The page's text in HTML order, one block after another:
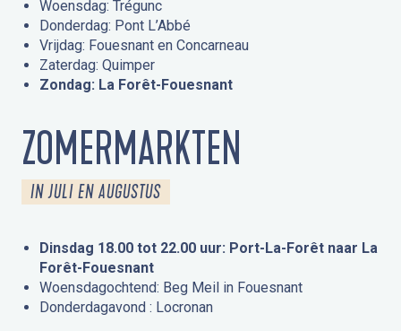
Woensdag: Trégunc
Donderdag: Pont L’Abbé
Vrijdag: Fouesnant en Concarneau
Zaterdag: Quimper
Zondag: La Forêt-Fouesnant
ZOMERMARKTEN
IN JULI EN AUGUSTUS
Dinsdag 18.00 tot 22.00 uur: Port-La-Forêt naar La
Forêt-Fouesnant
Woensdagochtend: Beg Meil in Fouesnant
Donderdagavond : Locronan